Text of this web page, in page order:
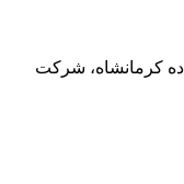
شهرستان تویسرکان، کیلومتر ۷ جاده کرمانشاه، شرکت